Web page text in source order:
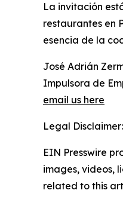
La invitación
restaurantes en
esencia de la
José Adrián
Impulsora de
email us here
Legal Disclaimer:
EIN Presswire
images, videos,
related to this